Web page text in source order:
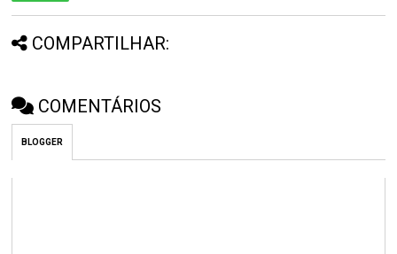
COMPARTILHAR:
COMENTÁRIOS
BLOGGER